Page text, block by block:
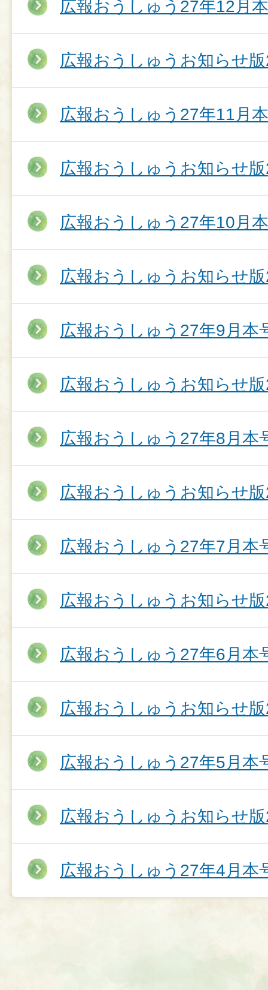
広報おうしゅう27年12月
広報おうしゅうお知らせ
広報おうしゅう27年11月
広報おうしゅうお知らせ
広報おうしゅう27年10月
広報おうしゅうお知らせ
広報おうしゅう27年9月本
広報おうしゅうお知らせ
広報おうしゅう27年8月本
広報おうしゅうお知らせ
広報おうしゅう27年7月本
広報おうしゅうお知らせ
広報おうしゅう27年6月本
広報おうしゅうお知らせ
広報おうしゅう27年5月本
広報おうしゅうお知らせ
広報おうしゅう27年4月本